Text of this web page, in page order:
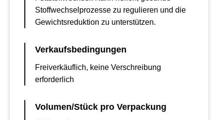
Stoffwechselprozesse zu regulieren und die
Gewichtsreduktion zu unterstützen.
Verkaufsbedingungen
Freiverkäuflich, keine Verschreibung
erforderlich
Volumen/Stück pro Verpackung